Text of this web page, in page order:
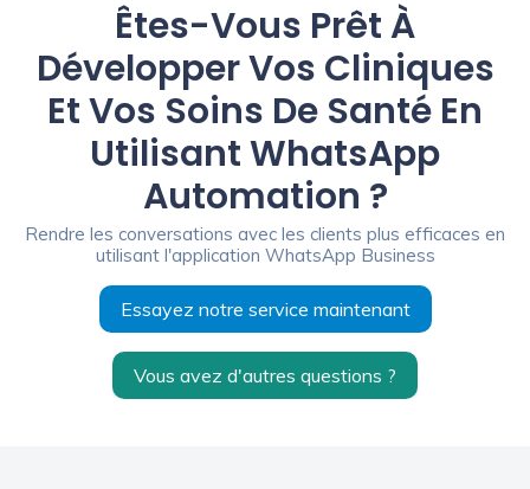
Êtes-Vous Prêt À
Développer Vos Cliniques
Et Vos Soins De Santé En
Utilisant WhatsApp
Automation ?
Rendre les conversations avec les clients plus efficaces en
utilisant l'application WhatsApp Business
Essayez notre service maintenant
Vous avez d'autres questions ?